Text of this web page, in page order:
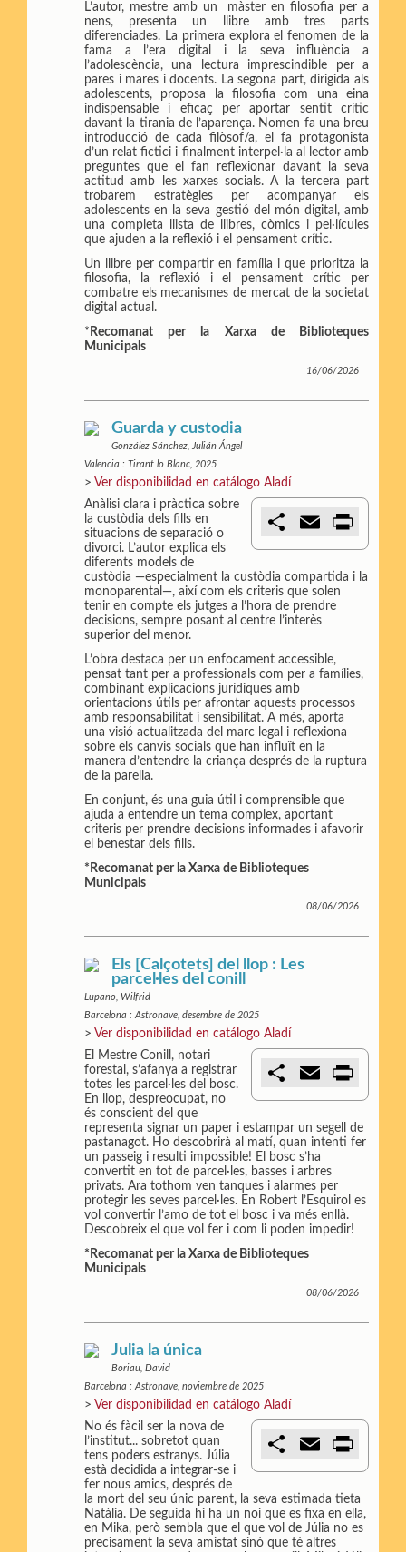
r
L’autor, mestre amb un màster en filosofia per a
nens, presenta un llibre amb tres parts
diferenciades. La primera explora el fenomen de la
fama a l’era digital i la seva influència a
l’adolescència, una lectura imprescindible per a
pares i mares i docents. La segona part, dirigida als
adolescents, proposa la filosofia com una eina
indispensable i eficaç per aportar sentit crític
davant la tirania de l’aparença. Nomen fa una breu
introducció de cada filòsof/a, el fa protagonista
d’un relat fictici i finalment interpel·la al lector amb
preguntes que el fan reflexionar davant la seva
actitud amb les xarxes socials. A la tercera part
trobarem estratègies per acompanyar els
adolescents en la seva gestió del món digital, amb
una completa llista de llibres, còmics i pel·lícules
que ajuden a la reflexió i el pensament crític.
Un llibre per compartir en família i que prioritza la
filosofia, la reflexió i el pensament crític per
combatre els mecanismes de mercat de la societat
digital actual.
* Recomanat per la Xarxa de Biblioteques
Municipals
16/06/2026
Guarda y custodia
González Sánchez, Julián Ángel
Valencia : Tirant lo Blanc, 2025
> Ver disponibilidad en catálogo Aladí
a
r
t
i
m
l
t
Anàlisi clara i pràctica sobre
la custòdia dels fills en
situacions de separació o
divorci. L’autor explica els
diferents models de
custòdia —especialment la custòdia compartida i la
monoparental—, així com els criteris que solen
tenir en compte els jutges a l’hora de prendre
decisions, sempre posant al centre l’interès
superior del menor.
L’obra destaca per un enfocament accessible,
pensat tant per a professionals com per a famílies,
combinant explicacions jurídiques amb
orientacions útils per afrontar aquests processos
amb responsabilitat i sensibilitat. A més, aporta
una visió actualitzada del marc legal i reflexiona
sobre els canvis socials que han influït en la
manera d’entendre la criança després de la ruptura
de la parella.
En conjunt, és una guia útil i comprensible que
ajuda a entendre un tema complex, aportant
criteris per prendre decisions informades i afavorir
el benestar dels fills.
*Recomanat per la Xarxa de Biblioteques
Municipals
08/06/2026
Els [Calçotets] del llop : Les
parcel·les del conill
Lupano, Wilfrid
Barcelona : Astronave, desembre de 2025
>Ver disponibilidad en catálogo Aladí
a
r
t
i
r
m
l
t
El Mestre Conill, notari
forestal, s’afanya a registrar
totes les parcel·les del bosc.
En llop, despreocupat, no
és conscient del que
representa signar un paper i estampar un segell de
pastanagot. Ho descobrirà al matí, quan intenti fer
un passeig i resulti impossible! El bosc s’ha
convertit en tot de parcel·les, basses i arbres
privats. Ara tothom ven tanques i alarmes per
protegir les seves parcel·les. En Robert l’Esquirol es
vol convertir l’amo de tot el bosc i va més enllà.
Descobreix el que vol fer i com li poden impedir!
*Recomanat per la Xarxa de Biblioteques
Municipals
08/06/2026
Julia la única
Boriau, David
Barcelona : Astronave, noviembre de 2025
>Ver disponibilidad en catálogo Aladí
a
r
t
i
m
l
t
No és fàcil ser la nova de
l’institut... sobretot quan
tens poders estranys. Júlia
està decidida a integrar-se i
fer nous amics, després de
la mort del seu únic parent, la seva estimada tieta
Natàlia. De seguida hi ha un noi que es fixa en ella,
en Mika, però sembla que el que vol de Júlia no es
precisament la seva amistat sinó que té altres